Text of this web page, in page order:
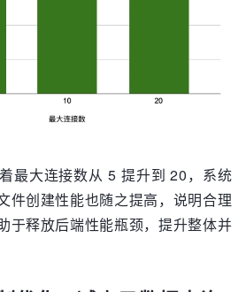
最大连接数从 5 提升到 20，系统
件创建性能也随之提高，说明合理
于释放后端性能瓶颈，提升整体并